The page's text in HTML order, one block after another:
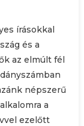
írásokkal
és a
az elmúlt fél
népszerű
a
ezelőtt